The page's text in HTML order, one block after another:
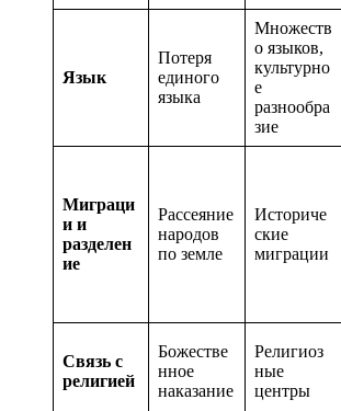
Язык
Потеря
единого
языка
Множеств
о языков,
культурно
е
разнообра
зие
Миграци
и и
разделен
ие
Рассеяние
народов
по земле
Историче
ские
миграции
Связь с
религией
Божестве
нное
наказание
Религиоз
ные
центры